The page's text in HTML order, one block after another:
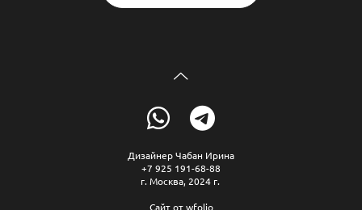
Дизайнер Чабан Ирина
+7 925 191-68-88
г. Москва, 2024 г.
Сайт отwfolio